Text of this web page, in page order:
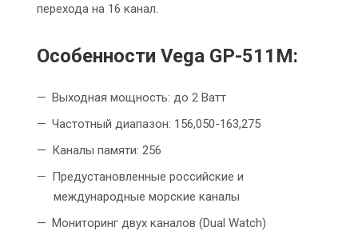
перехода на 16 канал.
Особенности Vega GP-511M:
Выходная мощность: до 2 Ватт
Частотный диапазон: 156,050-163,275
Каналы памяти: 256
Предустановленные российские и
международные морские каналы
Мониторинг двух каналов (Dual Watch)